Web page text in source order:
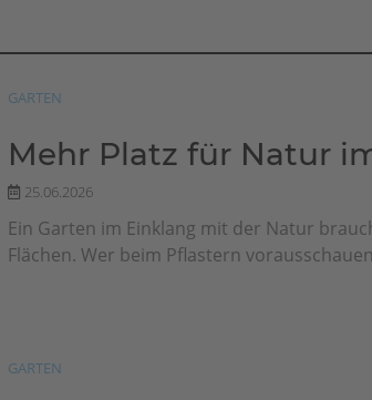
GARTEN
Mehr Platz für Natur
25.06.2026
Ein Garten im Einklang mit der Natur
Flächen. Wer beim Pflastern
GARTEN